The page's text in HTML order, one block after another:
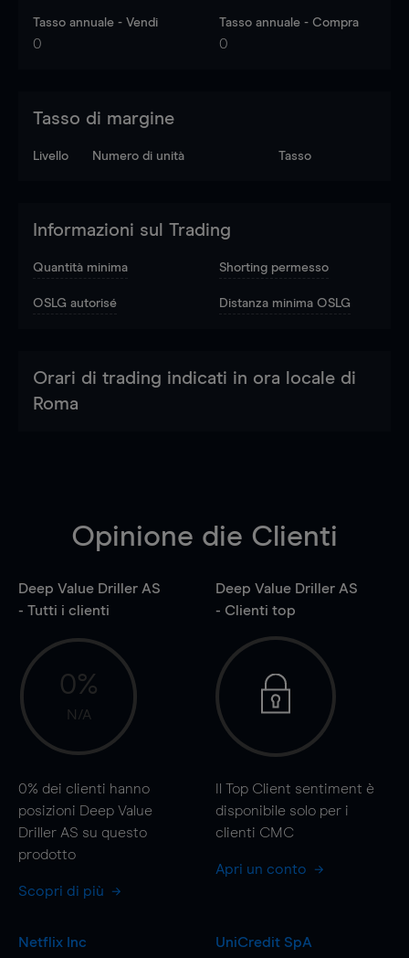
Tasso annuale - Vendi
0
Tasso annuale - Compra
0
Tasso di margine
Livello Numero di unità Tasso
Informazioni sul Trading
Quantità minima Shorting permesso
OSLG autorisé Distanza minima OSLG
Orari di trading indicati in ora locale di
Roma
Opinione die Clienti
Deep Value Driller AS
- Tutti i clienti
0%
N/A
0% dei clienti hanno
posizioni Deep Value
Driller AS su questo
prodotto
Scopri di più
Deep Value Driller AS
- Clienti top
Il Top Client sentiment è
disponibile solo per i
clienti CMC
Apri un conto
Netflix Inc
UniCredit SpA